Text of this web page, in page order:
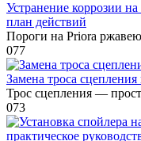
Устранение коррозии
план действий
Пороги на Priora
077
Замена троса
Трос сцепления —
073